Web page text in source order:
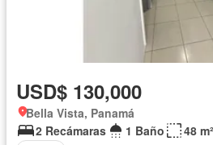
USD$ 130,000
Bella Vista, Panamá
2 Recámaras
1 Baño
48 m²